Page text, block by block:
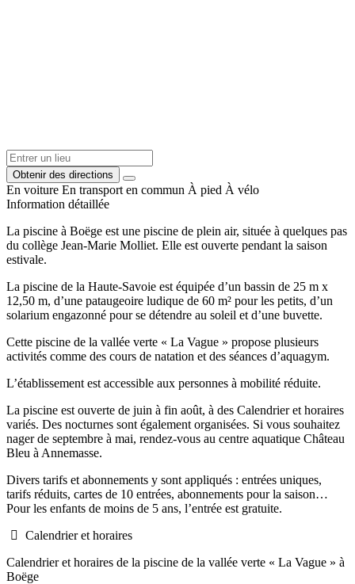
Obtenir des directions
En voiture En transport en commun À pied À vélo
Information détaillée
La piscine à Boëge est une piscine de plein air, située à quelques pas
du collège Jean-Marie Molliet. Elle est ouverte pendant la saison
estivale.
La piscine de la Haute-Savoie est équipée d’un bassin de 25 m x
12,50 m, d’une pataugeoire ludique de 60 m² pour les petits, d’un
solarium engazonné pour se détendre au soleil et d’une buvette.
Cette piscine de la vallée verte « La Vague » propose plusieurs
activités comme des cours de natation et des séances d’aquagym.
L’établissement est accessible aux personnes à mobilité réduite.
La piscine est ouverte de juin à fin août, à des Calendrier et horaires
variés. Des nocturnes sont également organisées. Si vous souhaitez
nager de septembre à mai, rendez-vous au centre aquatique Château
Bleu à Annemasse.
Divers tarifs et abonnements y sont appliqués : entrées uniques,
tarifs réduits, cartes de 10 entrées, abonnements pour la saison…
Pour les enfants de moins de 5 ans, l’entrée est gratuite.
Calendrier et horaires
Calendrier et horaires de la piscine de la vallée verte « La Vague » à
Boëge